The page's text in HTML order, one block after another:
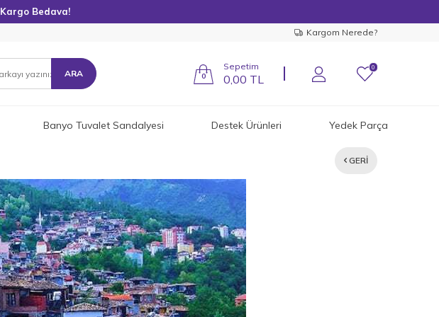
Kargo Bedava!
Kargom Nerede?
ARA 0
Sepetim
0,00 TL
0
Banyo Tuvalet Sandalyesi Destek Ürünleri Yedek Parça
GERI